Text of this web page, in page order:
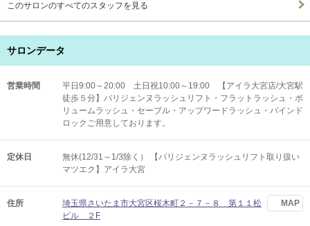
このサロンのすべてのスタッフを見る
サロンデータ
営業時間
平日9:00～20:00 土日祝10:00～19:00 【アイラ大宮店/大宮駅
徒歩５分】パリジェンヌラッシュリフト・フラットラッシュ・ボ
リュームラッシュ・セーブル・アップワードラッシュ・バインド
ロックご用意しております。
定休日
無休(12/31～1/3除く） 【パリジェンヌラッシュリフト取り扱い
マツエク】アイラ大宮
住所
埼玉県さいたま市大宮区桜木町２－７－８ 第１１松
ビル ２F
MAP